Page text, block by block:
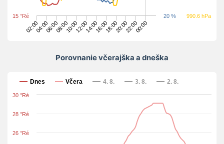
02:0004:0006:0008:0010:0012:0014:0016:0018:0020:0022:0000:00
15 °Ré 20 % 990.6 hPa
Porovnanie včerajška a dneška
Porovnanie včerajška a dneška
Dnes Včera 4. 8. 3. 8. 2. 8.
26 °Ré
28 °Ré
30 °Ré